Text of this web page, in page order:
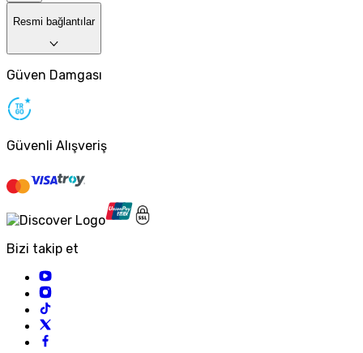
Resmi bağlantılar
Güven Damgası
Güvenli Alışveriş
Bizi takip et